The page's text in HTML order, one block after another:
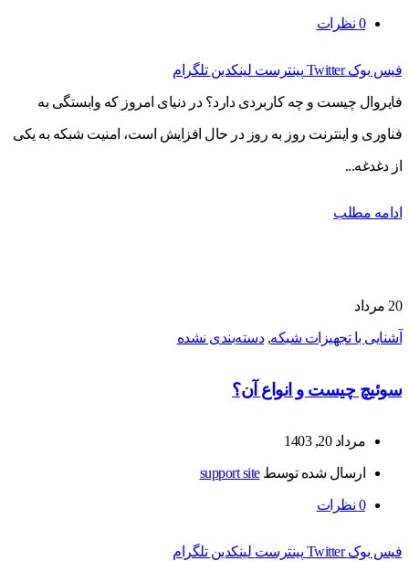
0 نظرات
فیس بوک Twitter پینترست لینکدین تلگرام
فایروال چیست و چه کاربردی دارد؟ در دنیای امروز که وابستگی به
فناوری و اینترنت روز به روز در حال افزایش است، امنیت شبکه به یکی
از دغدغه...
ادامه مطلب
20 مرداد
آشنایی با تجهیزات شبکه,دسته‌بندی نشده
سوئیچ چیست و انواع آن؟
مرداد 20, 1403
ارسال شده توسطsupport site
0 نظرات
فیس بوک Twitter پینترست لینکدین تلگرام